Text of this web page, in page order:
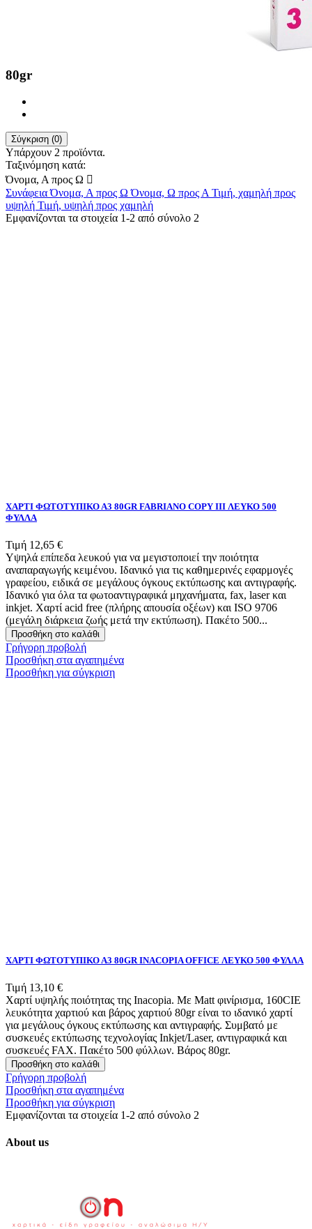
80gr
Σύγκριση (0)
Υπάρχουν 2 προϊόντα.
Ταξινόμηση κατά:
Όνομα, Α προς Ω 
ΣυνάφειαΌνομα, Α προς ΩΌνομα, Ω προς Α Τιμή, χαμηλή προς
υψηλή Τιμή, υψηλή προς χαμηλή
Εμφανίζονται τα στοιχεία 1-2 από σύνολο 2
ΧΑΡΤΙ ΦΩΤΟΤΥΠΙΚΟ Α3 80GR FABRIANO COPY III ΛΕΥΚΟ 500
ΦΥΛΛΑ
Τιμή 12,65 €
Υψηλά επίπεδα λευκού για να μεγιστοποιεί την ποιότητα
αναπαραγωγής κειμένου. Ιδανικό για τις καθημερινές εφαρμογές
γραφείου, ειδικά σε μεγάλους όγκους εκτύπωσης και αντιγραφής.
Ιδανικό για όλα τα φωτοαντιγραφικά μηχανήματα, fax, laser και
inkjet. Χαρτί acid free (πλήρης απουσία οξέων) και ISO 9706
(μεγάλη διάρκεια ζωής μετά την εκτύπωση). Πακέτο 500...
Προσθήκη στο καλάθι
Γρήγορη προβολή
Προσθήκη στα αγαπημένα
Προσθήκη για σύγκριση
ΧΑΡΤΙ ΦΩΤΟΤΥΠΙΚΟ Α3 80GR INACOPIA OFFICE ΛΕΥΚΟ 500 ΦΥΛΛΑ
Τιμή 13,10 €
Χαρτί υψηλής ποιότητας της Inacopia. Με Matt φινίρισμα, 160CIE
λευκότητα χαρτιού και βάρος χαρτιού 80gr είναι το ιδανικό χαρτί
για μεγάλους όγκους εκτύπωσης και αντιγραφής. Συμβατό με
συσκευές εκτύπωσης τεχνολογίας Inkjet/Laser, αντιγραφικά και
συσκευές FAX. Πακέτο 500 φύλλων. Βάρος 80gr.
Προσθήκη στο καλάθι
Γρήγορη προβολή
Προσθήκη στα αγαπημένα
Προσθήκη για σύγκριση
Εμφανίζονται τα στοιχεία 1-2 από σύνολο 2
About us